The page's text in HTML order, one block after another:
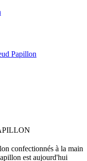
Papillon
confectionnés à la main
est aujourd'hui